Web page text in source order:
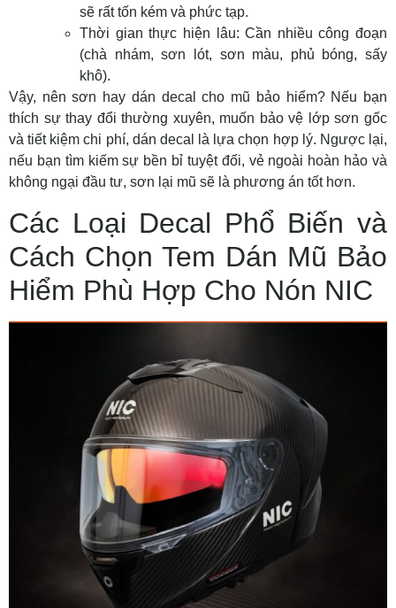
sẽ rất tốn kém và phức tạp.
Thời gian thực hiện lâu: Cần nhiều công đoạn
(chà nhám, sơn lót, sơn màu, phủ bóng, sấy
khô).
Vậy, nên sơn hay dán decal cho mũ bảo hiểm?Nếu bạn
thích sự thay đổi thường xuyên, muốn bảo vệ lớp sơn gốc
và tiết kiệm chi phí, dán decal là lựa chọn hợp lý. Ngược lại,
nếu bạn tìm kiếm sự bền bỉ tuyệt đối, vẻ ngoài hoàn hảo và
không ngại đầu tư, sơn lại mũ sẽ là phương án tốt hơn.
Các Loại Decal Phổ Biến và
Cách Chọn Tem Dán Mũ Bảo
Hiểm Phù Hợp Cho Nón NIC